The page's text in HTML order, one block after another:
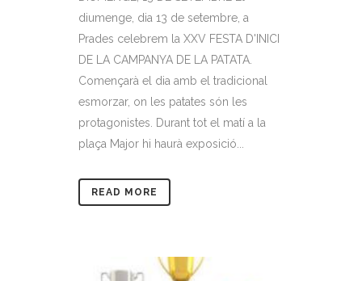
diumenge, dia 13 de setembre, a
Prades celebrem la XXV FESTA D'INICI
DE LA CAMPANYA DE LA PATATA.
Començarà el dia amb el tradicional
esmorzar, on les patates són les
protagonistes. Durant tot el matí a la
plaça Major hi haurà exposició...
READ MORE